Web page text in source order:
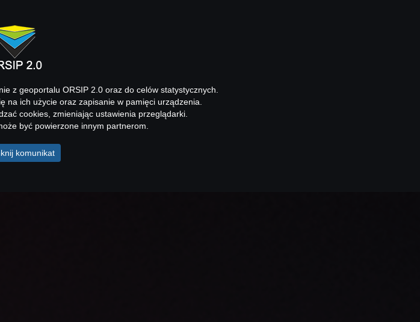
z geoportalu ORSIP 2.0 oraz do celów statystycznych.
na ich użycie oraz zapisanie w pamięci urządzenia.
cookies, zmieniając ustawienia przeglądarki.
być powierzone innym partnerom.
komunikat